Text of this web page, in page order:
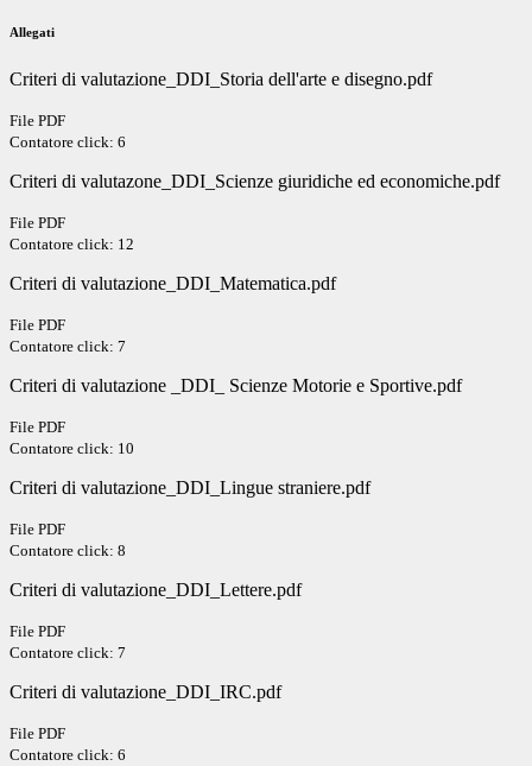
Allegati
Criteri di valutazione_DDI_Storia dell'arte e disegno.pdf
File PDF
Contatore click: 6
Criteri di valutazone_DDI_Scienze giuridiche ed economiche.pdf
File PDF
Contatore click: 12
Criteri di valutazione_DDI_Matematica.pdf
File PDF
Contatore click: 7
Criteri di valutazione _DDI_ Scienze Motorie e Sportive.pdf
File PDF
Contatore click: 10
Criteri di valutazione_DDI_Lingue straniere.pdf
File PDF
Contatore click: 8
Criteri di valutazione_DDI_Lettere.pdf
File PDF
Contatore click: 7
Criteri di valutazione_DDI_IRC.pdf
File PDF
Contatore click: 6